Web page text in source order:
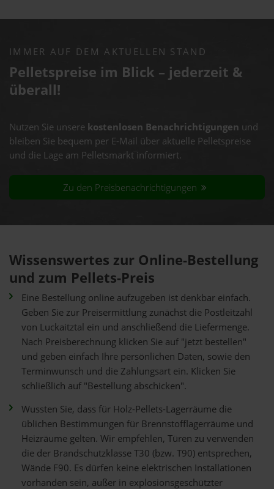
IMMER AUF DEM AKTUELLEN STAND
Pelletspreise im Blick – jederzeit &
überall!
Nutzen Sie unsere kostenlosen Benachrichtigungen und
bleiben Sie bequem per E-Mail über aktuelle Pelletspreise
und die Lage am Pelletsmarkt informiert.
Zu den Preisbenachrichtigungen
Wissenswertes zur Online-Bestellung
und zum Pellets-Preis
Eine Bestellung online aufzugeben ist denkbar einfach.
Geben Sie zur Preisermittlung zunächst die Postleitzahl
von Luckaitztal ein und anschließend die Liefermenge.
Nach Preisberechnung klicken Sie auf "jetzt bestellen"
und geben einfach Ihre persönlichen Daten, sowie den
Terminwunsch und die Zahlungsart ein. Klicken Sie
schließlich auf "Bestellung abschicken".
Wussten Sie, dass für Holz-Pellets-Lagerräume die
üblichen Bestimmungen für Brennstofflagerräume und
Heizräume gelten. Wir empfehlen, Türen zu verwenden
die der Brandschutzklasse T30 (bzw. T90) entsprechen,
Wände F90. Es dürfen keine elektrischen Installationen
vorhanden sein, außer in explosionsgeschützter